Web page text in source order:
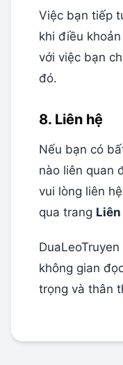
Việc bạn tiếp
khi điều
với việc bạn
đó.
8. Liên hệ
Nếu bạn có
nào liên quan
vui lòng liên
qua trang
không gian
trọng và thân